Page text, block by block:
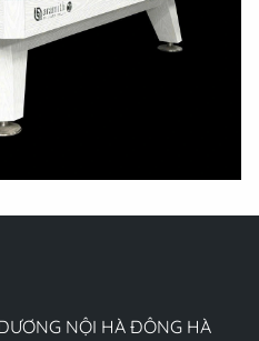
NỘI HÀ ĐÔNG HÀ